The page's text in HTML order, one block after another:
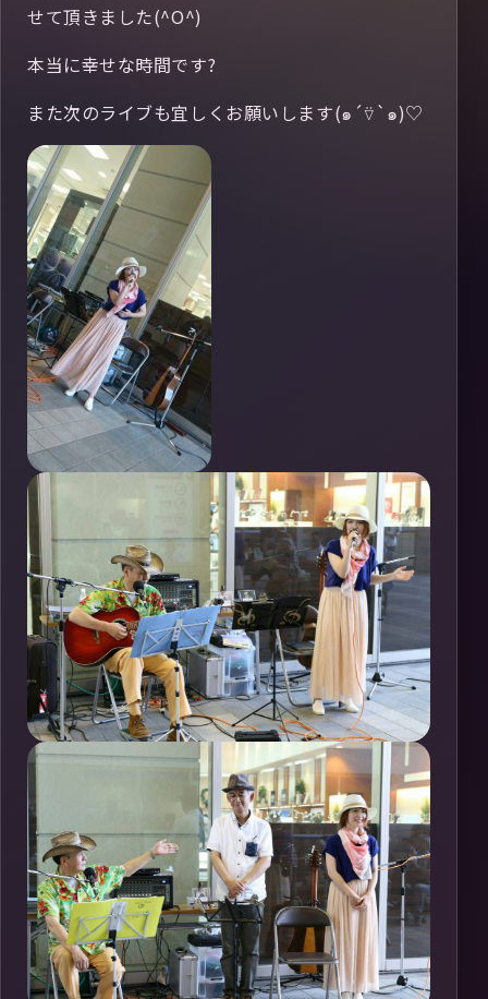
せて頂きました(^O^)
本当に幸せな時間です?
また次のライブも宜しくお願いします(๑´⍢`๑)♡